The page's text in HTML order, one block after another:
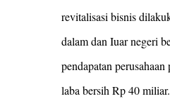
revitalisasi bisnis
dalam dan Iuar negeri
pendapatan
laba bersih Rp 40